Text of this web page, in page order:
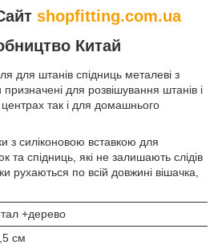
shopfitting.com.ua
Китай
для штанів спідниць металеві з
для розвішування штанів і
центрах так і для домашнього
з силіконовою вставкою для
та спідниць, які не залишають слідів
рухаються по всій довжині вішачка,
+дерево
см